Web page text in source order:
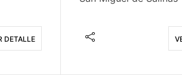
DETALLE